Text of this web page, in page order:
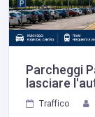
Parcheggi
lasciare
Traffico